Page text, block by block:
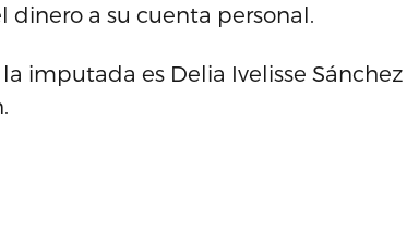
dinero a su cuenta personal.
imputada es Delia Ivelisse Sánchez